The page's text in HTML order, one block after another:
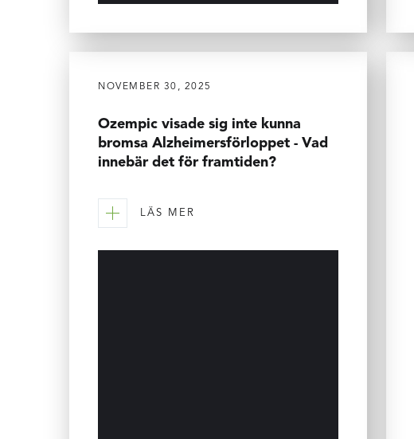
NOVEMBER 30, 2025
Ozempic visade sig inte kunna
bromsa Alzheimersförloppet - Vad
innebär det för framtiden?
LÄS MER